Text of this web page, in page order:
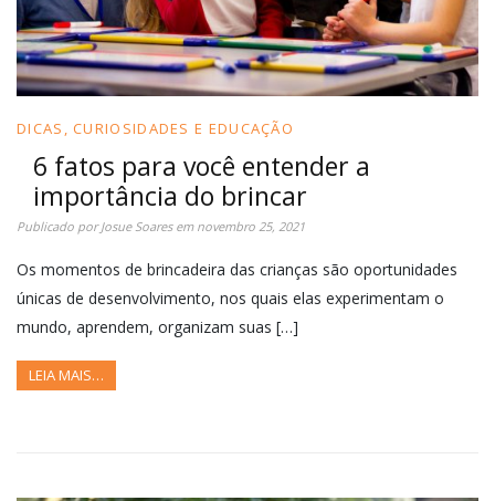
DICAS, CURIOSIDADES E EDUCAÇÃO
6 fatos para você entender a
importância do brincar
Publicado porJosue Soaresem novembro 25, 2021
Os momentos de brincadeira das crianças são oportunidades
únicas de desenvolvimento, nos quais elas experimentam o
mundo, aprendem, organizam suas […]
LEIA MAIS…